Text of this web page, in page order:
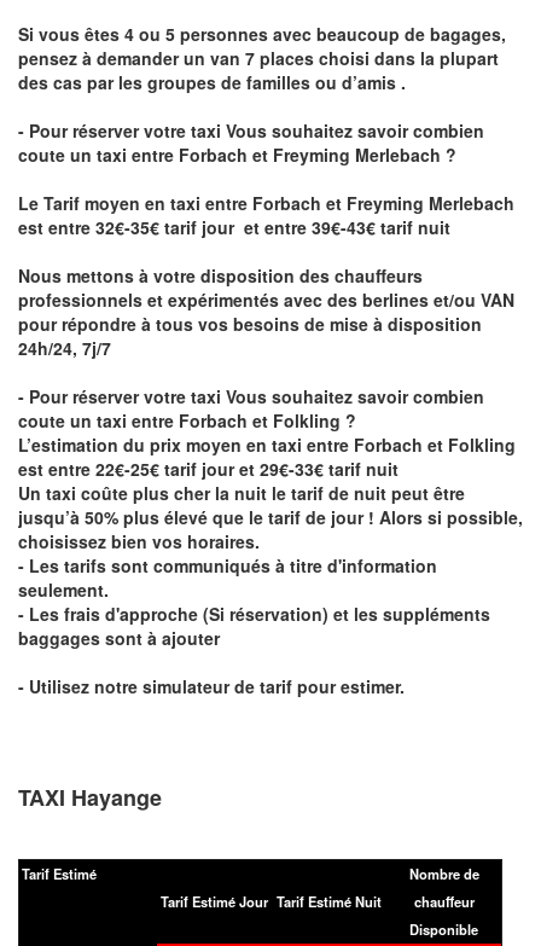
Si vous êtes 4 ou 5 personnes avec beaucoup de bagages,
pensez à demander un van 7 places choisi dans la plupart
des cas par les groupes de familles ou d’amis .
- Pour réserver votre taxi Vous souhaitez savoircombien
coute un taxi entre Forbach et Freyming Merlebach ?
Le Tarif moyen en taxi entre Forbach et Freyming Merlebach
est entre 32€-35€ tarif jour et entre 39€-43€ tarif nuit
Nous mettons à votre disposition des chauffeurs
professionnels et expérimentés avec des berlines et/ou VAN
pour répondre à tous vos besoins de mise à disposition
24h/24, 7j/7
- Pour réserver votre taxi Vous souhaitez savoircombien
coute un taxi entre Forbach et Folkling ?
L’estimation du prix moyen en taxi entre Forbach et Folkling
est entre 22€-25€ tarif jour et 29€-33€ tarif nuit
Un taxi coûte plus cher la nuit le tarif de nuit peut être
jusqu’à 50% plus élevé que le tarif de jour ! Alors si possible,
choisissez bien vos horaires.
- Les tarifs sont communiqués à titre d'information
seulement.
- Les frais d'approche (Si réservation) et les suppléments
baggages sont à ajouter
- Utilisez notre simulateur de tarif pour estimer.
TAXI Hayange
Tarif Estimé
Tarif Estimé Jour Tarif Estimé Nuit
Nombre de
chauffeur
Disponible